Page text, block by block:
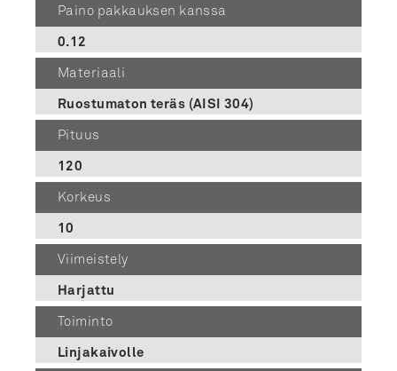
Paino pakkauksen kanssa
0.12
Materiaali
Ruostumaton teräs (AISI 304)
Pituus
120
Korkeus
10
Viimeistely
Harjattu
Toiminto
Linjakaivolle